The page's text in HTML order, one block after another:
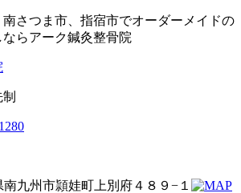
さつま市、指宿市でオーダーメイドの
らアーク鍼灸整骨院
南九州市頴娃町上別府４８９−１